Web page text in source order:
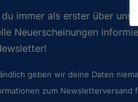
immer als erster über
Neuerscheinungen
geben wir deine Daten
zum Newsletterversand